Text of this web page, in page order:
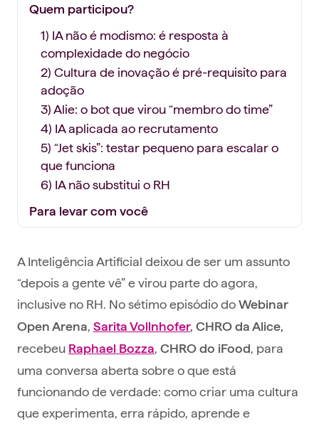
Quem participou?
1) IA não é modismo: é resposta à
complexidade do negócio
2) Cultura de inovação é pré-requisito para
adoção
3) Alie: o bot que virou “membro do time”
4) IA aplicada ao recrutamento
5) “Jet skis”: testar pequeno para escalar o
que funciona
6) IA não substitui o RH
Para levar com você
A Inteligência Artificial deixou de ser um assunto
“depois a gente vê” e virou parte do agora,
inclusive no RH. No sétimo episódio do Webinar
Open Arena Sarita Vollnhofer, CHRO da Alice,
recebeu Raphael Bozza CHRO do iFood , para
uma conversa aberta sobre o que está
funcionando de verdade: como criar uma cultura
que experimenta, erra rápido, aprende e